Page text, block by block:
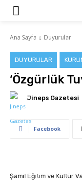
Ana Sayfa Duyurular
DUYURULAR
‘Özgürlük
Jineps Gazetesi
Facebook
Şamil Eğitim ve Kültür